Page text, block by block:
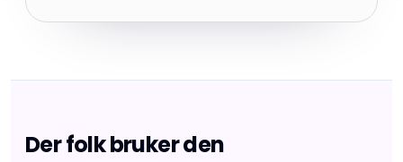
Der folk bruker den